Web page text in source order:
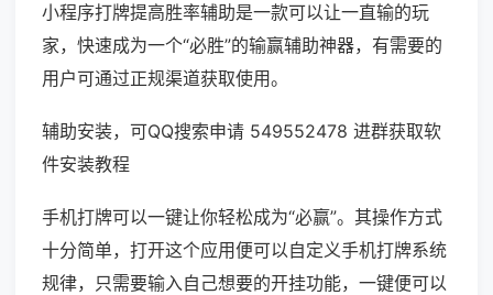
小程序打牌提高胜率辅助是一款可以让一直输的玩
家，快速成为一个“必胜”的输赢辅助神器，有需要的
用户可通过正规渠道获取使用。
辅助安装，可QQ搜索申请 549552478 进群获取软
件安装教程
手机打牌可以一键让你轻松成为“必赢”。其操作方式
十分简单，打开这个应用便可以自定义手机打牌系统
规律，只需要输入自己想要的开挂功能，一键便可以